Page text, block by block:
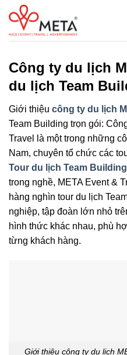
Chuyển
đến
nội
Công ty du lịch
du lịch Team
Giới thiệu công ty du lịch
Team Building trọn gói:
Travel là một trong những
Nam, chuyên tổ chức các
Tour du lịch Team Building
trong nghề, META Event &
hàng nghìn tour du lịch
nghiệp, tập đoàn lớn nhỏ
hình thức khác nhau, phù
từng khách hàng.
Giới thiệu công ty du lịch